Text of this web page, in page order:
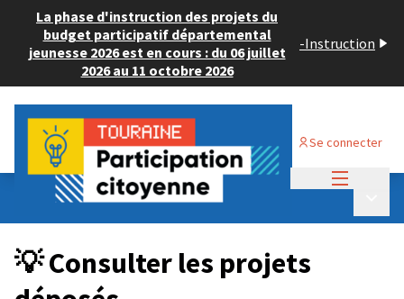
La phase d'instruction des projets du
budget participatif départemental
jeunesse 2026 est en cours : du 06 juillet
2026 au 11 octobre 2026
-Instruction
Se connecter
Budget Participatif JEUNESSE 2024
💡 Consulter les projets déposés
💡 Consulter les projets